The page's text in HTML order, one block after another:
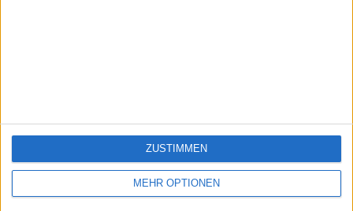
MEHR OPTIONEN
ZUSTIMMEN